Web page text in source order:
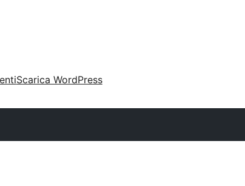
Scarica WordPress